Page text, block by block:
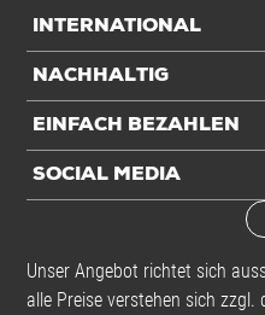
INTERNATIONAL
NACHHALTIG
EINFACH BEZAHLEN
SOCIAL MEDIA
Unser Angebot richtet sich
alle Preise verstehen sich zzgl.